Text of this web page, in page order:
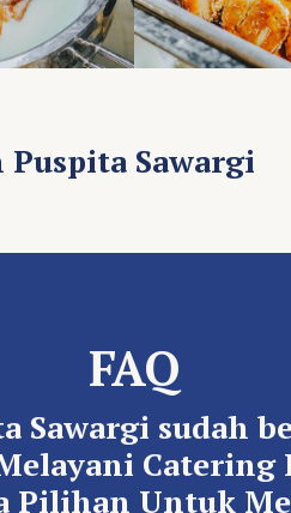
Sawargi
FAQ
Sawargi sudah
Catering
Pilihan Untuk